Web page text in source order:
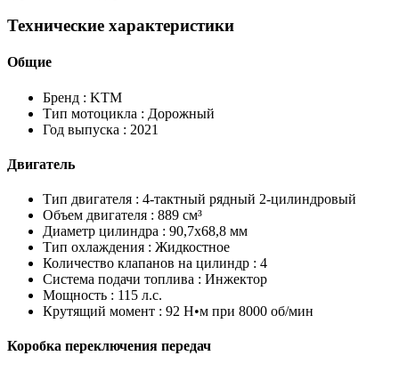
Технические характеристики
Общие
Бренд : KTM
Тип мотоцикла : Дорожный
Год выпуска : 2021
Двигатель
Тип двигателя : 4-тактный рядный 2-цилиндровый
Объем двигателя : 889 см³
Диаметр цилиндра : 90,7x68,8 мм
Тип охлаждения : Жидкостное
Количество клапанов на цилиндр : 4
Система подачи топлива : Инжектор
Мощность : 115 л.с.
Крутящий момент : 92 Н•м при 8000 об/мин
Коробка переключения передач